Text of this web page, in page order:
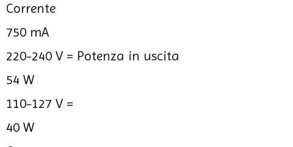
Corrente
750 mA
220-240 V = Potenza in uscita
54 W
110-127 V =
40 W